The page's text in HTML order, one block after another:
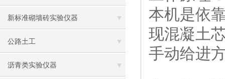
新标准砌墙砖实验仪器
公路土工
沥青类实验仪器
本机是依
现混凝土
手动给进